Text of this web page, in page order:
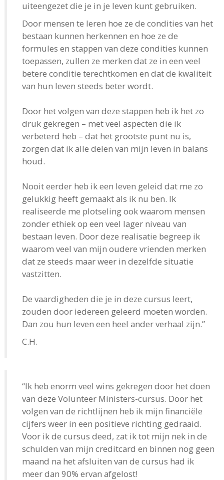
uiteengezet die je in je leven kunt gebruiken.
Door mensen te leren hoe ze de condities van het
bestaan kunnen herkennen en hoe ze de
formules en stappen van deze condities kunnen
toepassen, zullen ze merken dat ze in een veel
betere conditie terechtkomen en dat de kwaliteit
van hun leven steeds beter wordt.
Door het volgen van deze stappen heb ik het zo
druk gekregen – met veel aspecten die ik
verbeterd heb – dat het grootste punt nu is,
zorgen dat ik alle delen van mijn leven in balans
houd.
Nooit eerder heb ik een leven geleid dat me zo
gelukkig heeft gemaakt als ik nu ben. Ik
realiseerde me plotseling ook waarom mensen
zonder ethiek op een veel lager niveau van
bestaan leven. Door deze realisatie begreep ik
waarom veel van mijn oudere vrienden merken
dat ze steeds maar weer in dezelfde situatie
vastzitten.
De vaardigheden die je in deze cursus leert,
zouden door iedereen geleerd moeten worden.
Dan zou hun leven een heel ander verhaal zijn.”
C.H.
“Ik heb enorm veel wins gekregen door het doen
van deze Volunteer Ministers-cursus. Door het
volgen van de richtlijnen heb ik mijn financiële
cijfers weer in een positieve richting gedraaid.
Voor ik de cursus deed, zat ik tot mijn nek in de
schulden van mijn creditcard en binnen nog geen
maand na het afsluiten van de cursus had ik
meer dan 90% ervan afgelost!